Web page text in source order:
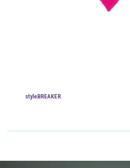
styleBREAKER